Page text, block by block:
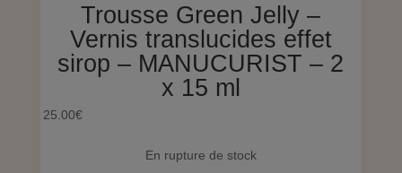
Trousse Green Jelly –
Vernis translucides effet
sirop – MANUCURIST – 2
x 15 ml
25.00€
En rupture de stock